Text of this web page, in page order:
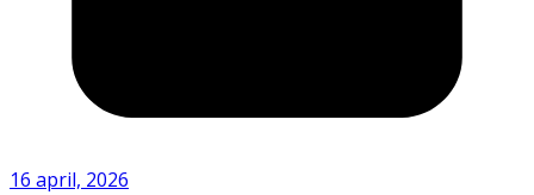
16 april, 2026